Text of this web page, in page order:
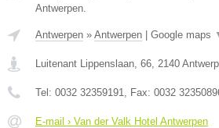
Antwerpen.
Antwerpen » Antwerpen Google maps
Luitenant Lippenslaan, 66, 2140
Tel: 0032 32359191, Fax: 0032
E-mail › Van der Valk Hotel Antwerpen